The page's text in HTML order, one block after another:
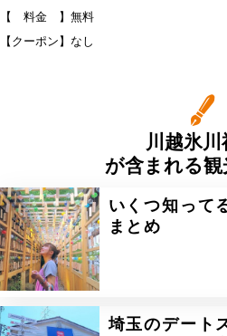
【 料金 】無料
【クーポン】なし
川越氷川
が含まれる
いくつ知って
まとめ
埼玉のデート